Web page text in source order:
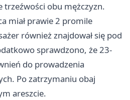
trzeźwości obu mężczyzn.
miał prawie 2 promile
również znajdował się pod
sprawdzono, że 23-
do prowadzenia
Po zatrzymaniu obaj
areszcie.